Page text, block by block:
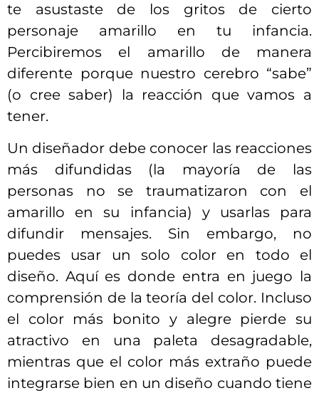
te asustaste de los gritos de cierto
personaje amarillo en tu infancia.
Percibiremos el amarillo de manera
diferente porque nuestro cerebro “sabe”
(o cree saber) la reacción que vamos a
tener.
Un diseñador debe conocer las reacciones
más difundidas (la mayoría de las
personas no se traumatizaron con el
amarillo en su infancia) y usarlas para
difundir mensajes. Sin embargo, no
puedes usar un solo color en todo el
diseño. Aquí es donde entra en juego la
comprensión de la teoría del color. Incluso
el color más bonito y alegre pierde su
atractivo en una paleta desagradable,
mientras que el color más extraño puede
integrarse bien en un diseño cuando tiene